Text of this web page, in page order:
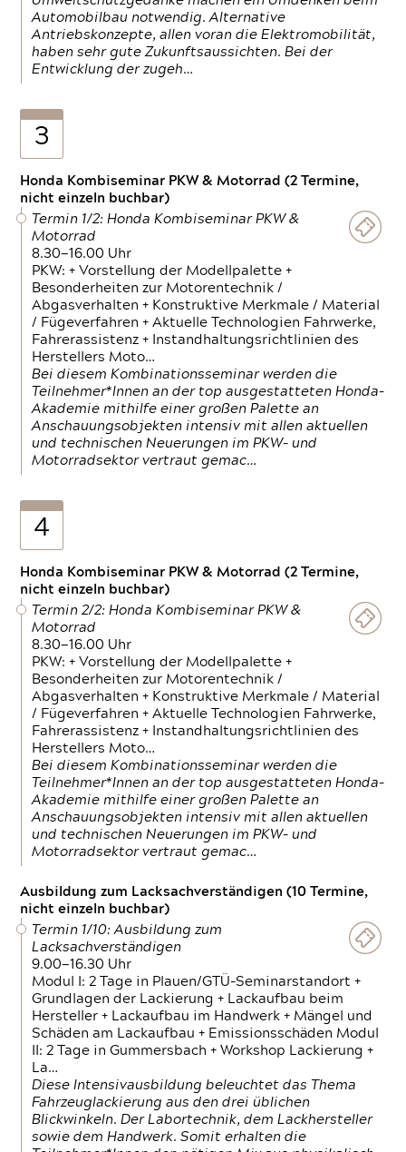
Automobilbau notwendig. Alternative
Antriebskonzepte, allen voran die Elektromobilität,
haben sehr gute Zukunftsaussichten. Bei der
Entwicklung der zugeh…
3
Honda Kombiseminar PKW & Motorrad (2 Termine,
nicht einzeln buchbar)
Termin 1/2: Honda Kombiseminar PKW &
Motorrad
8.30—16.00 Uhr
PKW: + Vorstellung der Modellpalette +
Besonderheiten zur Motorentechnik /
Abgasverhalten + Konstruktive Merkmale / Material
/ Fügeverfahren + Aktuelle Technologien Fahrwerke,
Fahrerassistenz + Instandhaltungsrichtlinien des
Herstellers Moto…
Bei diesem Kombinationsseminar werden die
Teilnehmer*Innen an der top ausgestatteten Honda-
Akademie mithilfe einer großen Palette an
Anschauungsobjekten intensiv mit allen aktuellen
und technischen Neuerungen im PKW- und
Motorradsektor vertraut gemac…
4
Honda Kombiseminar PKW & Motorrad (2 Termine,
nicht einzeln buchbar)
Termin 2/2: Honda Kombiseminar PKW &
Motorrad
8.30—16.00 Uhr
PKW: + Vorstellung der Modellpalette +
Besonderheiten zur Motorentechnik /
Abgasverhalten + Konstruktive Merkmale / Material
/ Fügeverfahren + Aktuelle Technologien Fahrwerke,
Fahrerassistenz + Instandhaltungsrichtlinien des
Herstellers Moto…
Bei diesem Kombinationsseminar werden die
Teilnehmer*Innen an der top ausgestatteten Honda-
Akademie mithilfe einer großen Palette an
Anschauungsobjekten intensiv mit allen aktuellen
und technischen Neuerungen im PKW- und
Motorradsektor vertraut gemac…
Ausbildung zum Lacksachverständigen (10 Termine,
nicht einzeln buchbar)
Termin 1/10: Ausbildung zum
Lacksachverständigen
9.00—16.30 Uhr
Modul I: 2 Tage in Plauen/GTÜ-Seminarstandort +
Grundlagen der Lackierung + Lackaufbau beim
Hersteller + Lackaufbau im Handwerk + Mängel und
Schäden am Lackaufbau + Emissionsschäden Modul
II: 2 Tage in Gummersbach + Workshop Lackierung +
La…
Diese Intensivausbildung beleuchtet das Thema
Fahrzeuglackierung aus den drei üblichen
Blickwinkeln. Der Labortechnik, dem Lackhersteller
sowie dem Handwerk. Somit erhalten die